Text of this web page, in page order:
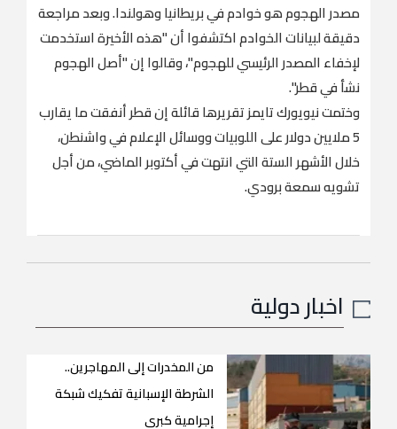
مصدر الهجوم هو خوادم في بريطانيا وهولندا. وبعد مراجعة
دقيقة لبيانات الخوادم اكتشفوا أن "هذه الأخيرة استخدمت
لإخفاء المصدر الرئيسي للهجوم"، وقالوا إن "أصل الهجوم
نشأ في قطر".
وختمت نيويورك تايمز تقريرها قائلة إن قطر أنفقت ما يقارب
5 ملايين دولار على اللوبيات ووسائل الإعلام في واشنطن،
خلال الأشهر الستة التي انتهت في أكتوبر الماضي، من أجل
تشويه سمعة برودي.
اخبار دولية
من المخدرات إلى المهاجرين..
الشرطة الإسبانية تفكيك شبكة
إجرامية كبرى